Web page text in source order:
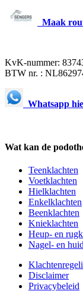
Maak
KvK-nummer:
BTW nr. :
Whatsapp
Wat kan de
Teenklachten
Voetklachten
Hielklachten
Enkelklachten
Beenklachten
Knieklachten
Heup- en
Nagel- en
Disclaimer
Privacybeleid